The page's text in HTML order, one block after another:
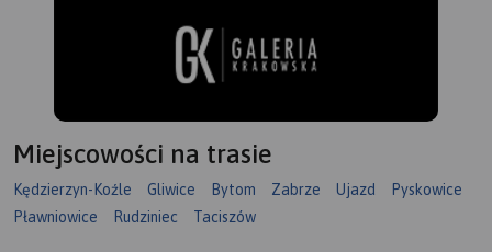
Miejscowości na trasie
Kędzierzyn-Koźle Gliwice Bytom Zabrze Ujazd
Pyskowice
Pławniowice
Rudziniec Taciszów